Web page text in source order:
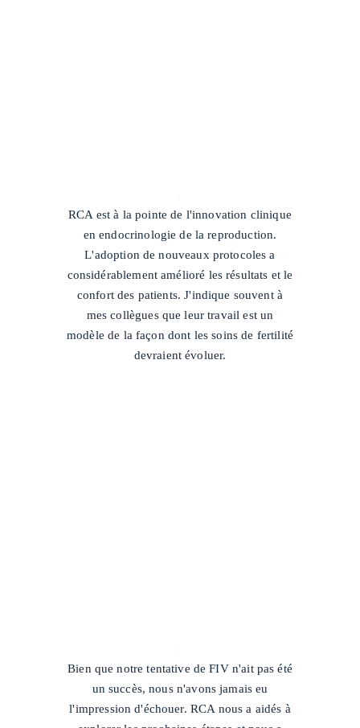
RCA est à la pointe de l'innovation clinique
en endocrinologie de la reproduction.
L'adoption de nouveaux protocoles a
considérablement amélioré les résultats et le
confort des patients. J'indique souvent à
mes collègues que leur travail est un
modèle de la façon dont les soins de fertilité
devraient évoluer.
Bien que notre tentative de FIV n'ait pas été
un succès, nous n'avons jamais eu
l'impression d'échouer. RCA nous a aidés à